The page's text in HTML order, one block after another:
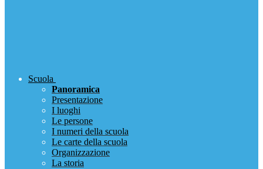
Scuola
Panoramica
Presentazione
I luoghi
Le persone
I numeri della scuola
Le carte della scuola
Organizzazione
La storia